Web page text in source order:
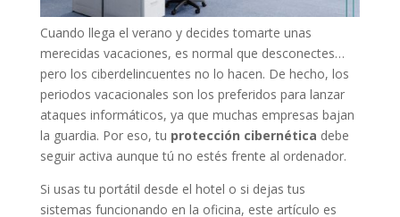
Cuando llega el verano y decides tomarte unas
merecidas vacaciones, es normal que desconectes…
pero los ciberdelincuentes no lo hacen. De hecho, los
periodos vacacionales son los preferidos para lanzar
ataques informáticos, ya que muchas empresas bajan
la guardia. Por eso, tu protección cibernética debe
seguir activa aunque tú no estés frente al ordenador.
Si usas tu portátil desde el hotel o si dejas tus
sistemas funcionando en la oficina, este artículo es